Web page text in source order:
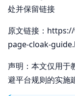
处并保留链接
原文链接：
page-cloak-
声明：本文仅用于
避平台规则的实施